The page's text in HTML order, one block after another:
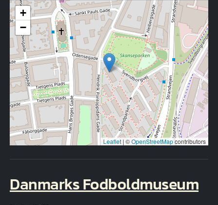
+
−
Leaflet | ©OpenStreetMapcontributors
Danmarks Fodboldmuseum